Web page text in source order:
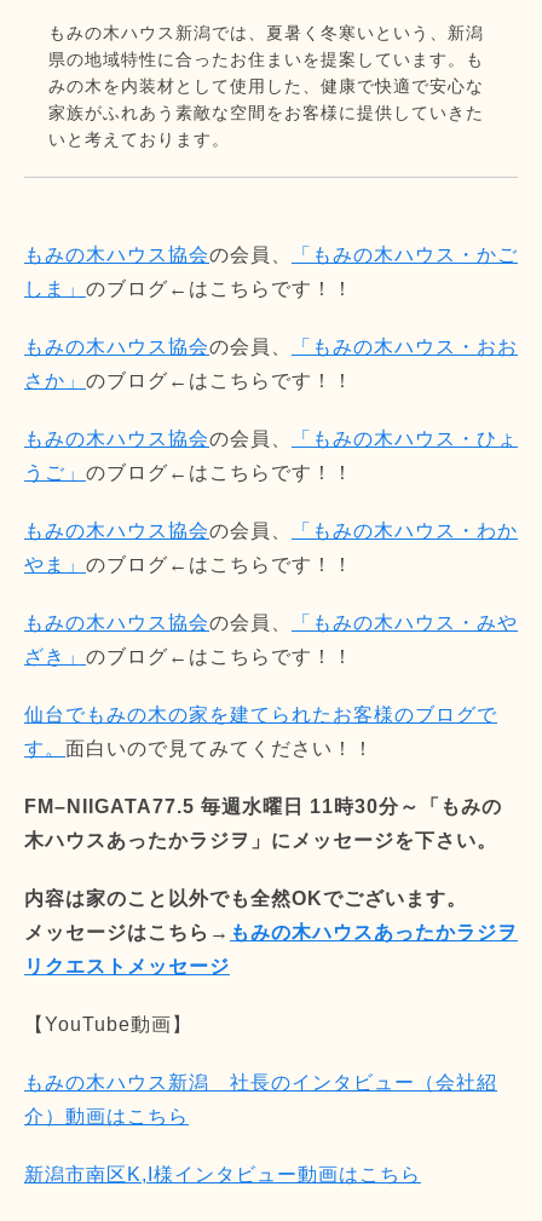
もみの木ハウス新潟では、夏暑く冬寒いという、新潟
県の地域特性に合ったお住まいを提案しています。も
みの木を内装材として使用した、健康で快適で安心な
家族がふれあう素敵な空間をお客様に提供していきた
いと考えております。
もみの木ハウス協会の会員、
「もみの木ハウス・かご
しま」 のブログ←はこちらです！！
もみの木ハウス協会の会員、
「もみの木ハウス・おお
さか」 のブログ←はこちらです！！
もみの木ハウス協会の会員、
「もみの木ハウス・ひょ
うご」 のブログ←はこちらです！！
もみの木ハウス協会の会員、
「もみの木ハウス・わか
やま」 のブログ←はこちらです！！
もみの木ハウス協会の会員、
「もみの木ハウス・みや
ざき」 のブログ←はこちらです！！
仙台でもみの木の家を建てられたお客様のブログで
す。 面白いので見てみてください！！
FM–NIIGATA77.5 毎週水曜日 11時30分～「もみの
木ハウスあったかラジヲ」にメッセージを下さい。
内容は家のこと以外でも全然OKでございます。
メッセージはこちら→ もみの木ハウスあったかラジヲ
リクエストメッセージ
【YouTube動画】
もみの木ハウス新潟 社長のインタビュー（会社紹
介）動画はこちら
新潟市南区K,I様インタビュー動画はこちら